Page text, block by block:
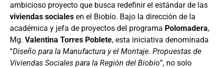
ambicioso proyecto que busca redefinir el estándar de las
viviendas sociales en el Biobío. Bajo la dirección de la
académica y jefa de proyectos del programa Polomadera,
Mg. Valentina Torres Poblete, esta iniciativa denominada
“Diseño para la Manufactura y el Montaje. Propuestas de
Viviendas Sociales para la Región del Biobío”, no solo